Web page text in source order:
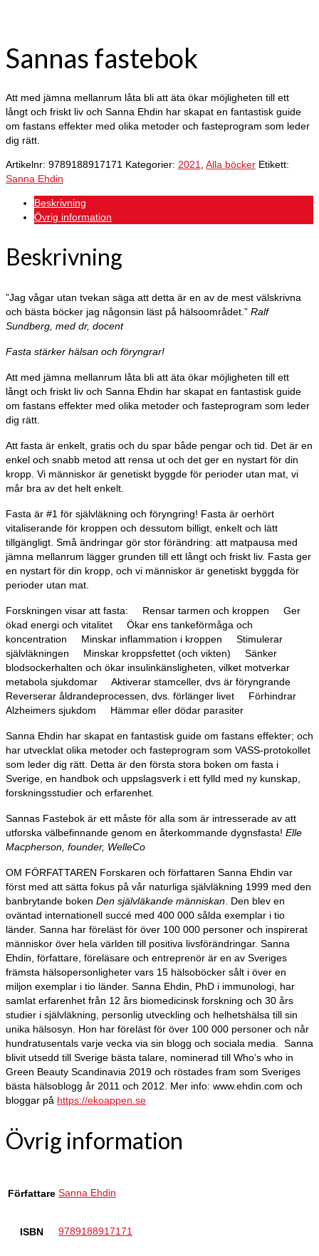
Sannas fastebok
Att med jämna mellanrum låta bli att äta ökar möjligheten till ett
långt och friskt liv och Sanna Ehdin har skapat en fantastisk guide
om fastans effekter med olika metoder och fasteprogram som leder
dig rätt.
Artikelnr: 9789188917171 Kategorier: 2021 Alla böcker Etikett:
Sanna Ehdin
Beskrivning
Övrig information
Beskrivning
”Jag vågar utan tvekan säga att detta är en av de mest välskrivna
och bästa böcker jag någonsin läst på hälsoområdet.” Ralf
Sundberg, med dr, docent
Fasta stärker hälsan och föryngrar!
Att med jämna mellanrum låta bli att äta ökar möjligheten till ett
långt och friskt liv och Sanna Ehdin har skapat en fantastisk guide
om fastans effekter med olika metoder och fasteprogram som leder
dig rätt.
Att fasta är enkelt, gratis och du spar både pengar och tid. Det är en
enkel och snabb metod att rensa ut och det ger en nystart för din
kropp. Vi människor är genetiskt byggde för perioder utan mat, vi
mår bra av det helt enkelt.
Fasta är #1 för självläkning och föryngring! Fasta är oerhört
vitaliserande för kroppen och dessutom billigt, enkelt och lätt
tillgängligt. Små ändringar gör stor förändring: att matpausa med
jämna mellanrum lägger grunden till ett långt och friskt liv. Fasta ger
en nystart för din kropp, och vi människor är genetiskt byggda för
perioder utan mat.
Forskningen visar att fasta: Rensar tarmen och kroppen Ger
ökad energi och vitalitet Ökar ens tankeförmåga och
koncentration Minskar inflammation i kroppen Stimulerar
självläkningen Minskar kroppsfettet (och vikten) Sänker
blodsockerhalten och ökar insulinkänsligheten, vilket motverkar
metabola sjukdomar Aktiverar stamceller, dvs är föryngrande
Reverserar åldrandeprocessen, dvs. förlänger livet Förhindrar
Alzheimers sjukdom Hämmar eller dödar parasiter
Sanna Ehdin har skapat en fantastisk guide om fastans effekter; och
har utvecklat olika metoder och fasteprogram som VASS-protokollet
som leder dig rätt. Detta är den första stora boken om fasta i
Sverige, en handbok och uppslagsverk i ett fylld med ny kunskap,
forskningsstudier och erfarenhet.
Sannas Fastebok är ett måste för alla som är intresserade av att
utforska välbefinnande genom en återkommande dygnsfasta! Elle
Macpherson, founder, WelleCo
OM FÖRFATTAREN Forskaren och författaren Sanna Ehdin var
först med att sätta fokus på vår naturliga självläkning 1999 med den
banbrytande boken Den självläkande människan . Den blev en
oväntad internationell succé med 400 000 sålda exemplar i tio
länder. Sanna har föreläst för över 100 000 personer och inspirerat
människor över hela världen till positiva livsförändringar. Sanna
Ehdin, författare, föreläsare och entreprenör är en av Sveriges
främsta hälsopersonligheter vars 15 hälsoböcker sålt i över en
miljon exemplar i tio länder. Sanna Ehdin, PhD i immunologi, har
samlat erfarenhet från 12 års biomedicinsk forskning och 30 års
studier i självläkning, personlig utveckling och helhetshälsa till sin
unika hälsosyn. Hon har föreläst för över 100 000 personer och når
hundratusentals varje vecka via sin blogg och sociala media. Sanna
blivit utsedd till Sverige bästa talare, nominerad till Who’s who in
Green Beauty Scandinavia 2019 och röstades fram som Sveriges
bästa hälsoblogg år 2011 och 2012. Mer info: www.ehdin.com och
bloggar på https://ekoappen.se
Övrig information
Författare Sanna Ehdin
ISBN 9789188917171